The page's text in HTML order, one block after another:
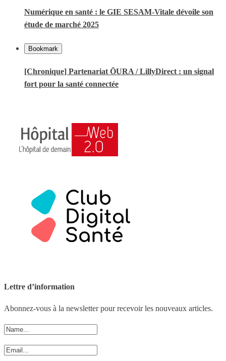
Numérique en santé : le GIE SESAM-Vitale dévoile son
étude de marché 2025
Bookmark
[Chronique] Partenariat ŌURA / LillyDirect : un signal
fort pour la santé connectée
Lettre d’information
Abonnez-vous à la newsletter pour recevoir les nouveaux articles.